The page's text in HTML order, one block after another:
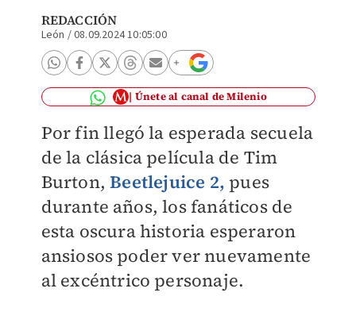
REDACCIÓN
León /08.09.2024 10:05:00
Únete al canal de Milenio
Por fin llegó la esperada secuela
de la clásica película de Tim
Burton,Beetlejuice 2, pues
durante años, los fanáticos de
esta oscura historia esperaron
ansiosos poder ver nuevamente
al excéntrico personaje.